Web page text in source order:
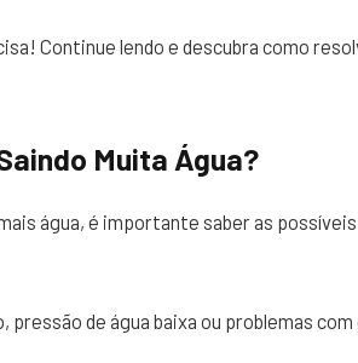
Continue lendo e descubra como
Muita Água?
água, é importante saber as
de água baixa ou problemas com